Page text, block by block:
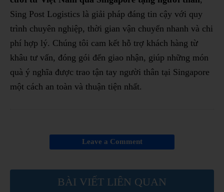
Sing Post Logistics là giải pháp đáng tin cậy với quy
trình chuyên nghiệp, thời gian vận chuyển nhanh và chi
phí hợp lý. Chúng tôi cam kết hỗ trợ khách hàng từ
khâu tư vấn, đóng gói đến giao nhận, giúp những món
quà ý nghĩa được trao tận tay người thân tại Singapore
một cách an toàn và thuận tiện nhất.
Leave a Comment
BÀI VIẾT LIÊN QUAN